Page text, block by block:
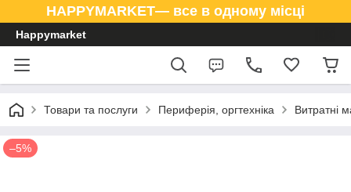
HAPPYMARKET— все в одному місці
Happymarket
Товари та послуги Периферія, оргтехніка Витратні
–5%